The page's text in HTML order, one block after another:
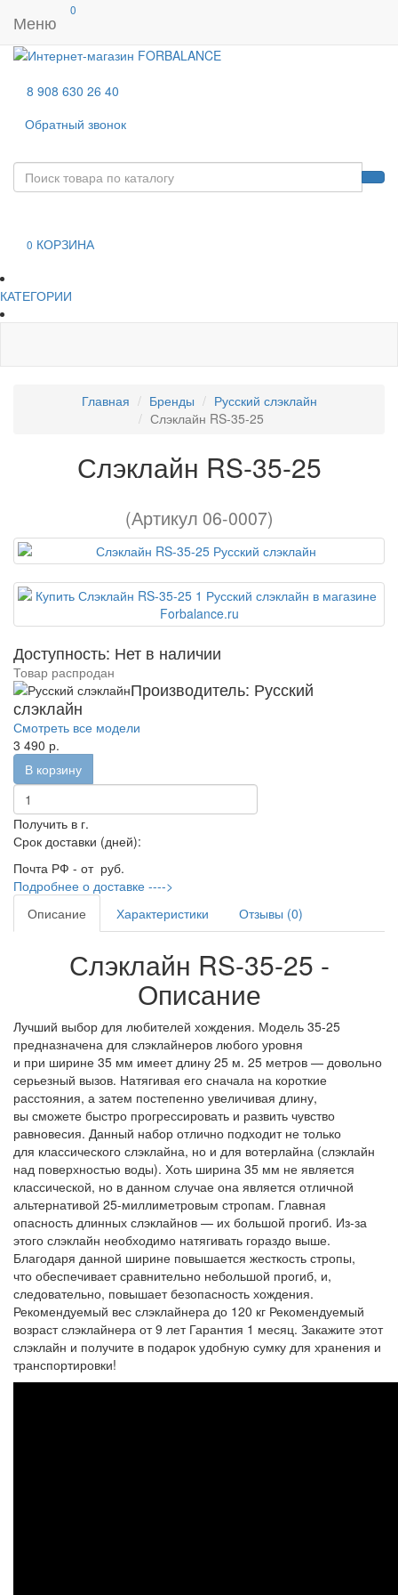
Меню
0
8 908 630 26 40
Обратный звонок
0 КОРЗИНА
КАТЕГОРИИ
Главная Бренды
Русский слэклайн
Слэклайн RS-35-25
Слэклайн RS-35-25
(Артикул 06-0007)
Доступность: Нет в наличии
Товар распродан
Производитель: Русский
слэклайн
Смотреть все модели
3 490 р.
В корзину
Получить в г.
Срок доставки (дней):
Почта РФ - от руб.
Подробнее о доставке ---->
Описание
Характеристики Отзывы (0)
Слэклайн RS-35-25 -
Описание
Лучший выбор для любителей хождения. Модель 35-25
предназначена для слэклайнеров любого уровня
и при ширине 35 мм имеет длину 25 м. 25 метров — довольно
серьезный вызов. Натягивая его сначала на короткие
расстояния, а затем постепенно увеличивая длину,
вы сможете быстро прогрессировать и развить чувство
равновесия. Данный набор отлично подходит не только
для классического слэклайна, но и для вотерлайна (слэклайн
над поверхностью воды). Хоть ширина 35 мм не является
классической, но в данном случае она является отличной
альтернативой 25-миллиметровым стропам. Главная
опасность длинных слэклайнов — их большой прогиб. Из-за
этого слэклайн необходимо натягивать гораздо выше.
Благодаря данной ширине повышается жесткость стропы,
что обеспечивает сравнительно небольшой прогиб, и,
следовательно, повышает безопасность хождения.
Рекомендуемый вес слэклайнера до 120 кг Рекомендуемый
возраст слэклайнера от 9 лет Гарантия 1 месяц. Закажите этот
слэклайн и получите в подарок удобную сумку для хранения и
транспортировки!